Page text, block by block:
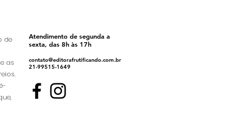
de
as
Atendimento de segunda a
sexta, das 8h às 17h
contato@editorafrutificando.com.br
21-99515-1649